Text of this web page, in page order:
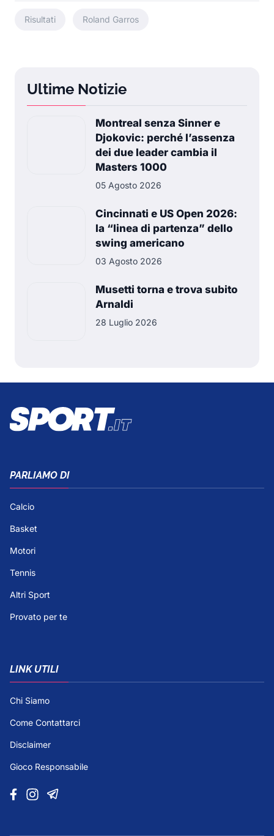
Risultati Roland Garros
Ultime Notizie
Montreal senza Sinner e
Djokovic: perché l’assenza
dei due leader cambia il
Masters 1000
05 Agosto 2026
Cincinnati e US Open 2026:
la “linea di partenza” dello
swing americano
03 Agosto 2026
Musetti torna e trova subito
Arnaldi
28 Luglio 2026
PARLIAMO DI
Calcio
Basket
Motori
Tennis
Altri Sport
Provato per te
LINK UTILI
Chi Siamo
Come Contattarci
Disclaimer
Gioco Responsabile